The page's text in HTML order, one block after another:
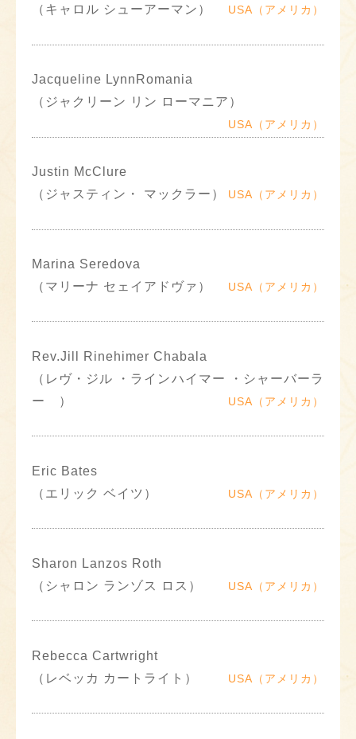
（キャロル シューアーマン）
USA（アメリカ）
Jacqueline LynnRomania
（ジャクリーン リン ローマニア）
USA（アメリカ）
Justin McClure
（ジャスティン・ マックラー）
USA（アメリカ）
Marina Seredova
（マリーナ セェイアドヴァ）
USA（アメリカ）
Rev.Jill Rinehimer Chabala
（レヴ・ジル ・ラインハイマー ・シャーバーラ
ー ）
USA（アメリカ）
Eric Bates
（エリック ベイツ）
USA（アメリカ）
Sharon Lanzos Roth
（シャロン ランゾス ロス）
USA（アメリカ）
Rebecca Cartwright
（レベッカ カートライト）
USA（アメリカ）